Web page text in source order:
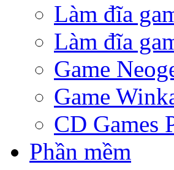
Làm đĩa
Làm đĩa
Game
Game
CD Games
Phần mềm